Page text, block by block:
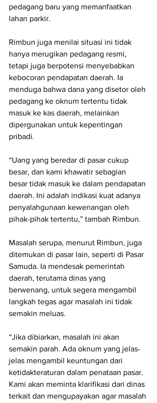
pedagang baru yang memanfaatkan
lahan parkir.
Rimbun juga menilai situasi ini tidak
hanya merugikan pedagang resmi,
tetapi juga berpotensi menyebabkan
kebocoran pendapatan daerah. Ia
menduga bahwa dana yang disetor oleh
pedagang ke oknum tertentu tidak
masuk ke kas daerah, melainkan
dipergunakan untuk kepentingan
pribadi.
“Uang yang beredar di pasar cukup
besar, dan kami khawatir sebagian
besar tidak masuk ke dalam pendapatan
daerah. Ini adalah indikasi kuat adanya
penyalahgunaan kewenangan oleh
pihak-pihak tertentu,” tambah Rimbun.
Masalah serupa, menurut Rimbun, juga
ditemukan di pasar lain, seperti di Pasar
Samuda. Ia mendesak pemerintah
daerah, terutama dinas yang
berwenang, untuk segera mengambil
langkah tegas agar masalah ini tidak
semakin meluas.
“Jika dibiarkan, masalah ini akan
semakin parah. Ada oknum yang jelas-
jelas mengambil keuntungan dari
ketidakteraturan dalam penataan pasar.
Kami akan meminta klarifikasi dari dinas
terkait dan mengupayakan agar masalah